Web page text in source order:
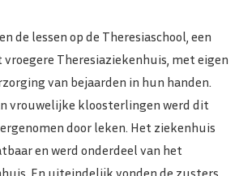
de lessen op de Theresiaschool, een
vroegere Theresiaziekenhuis, met eigen
van bejaarden in hun handen.
vrouwelijke kloosterlingen werd dit
door leken. Het ziekenhuis
en werd onderdeel van het
En uiteindelijk vonden de zusters